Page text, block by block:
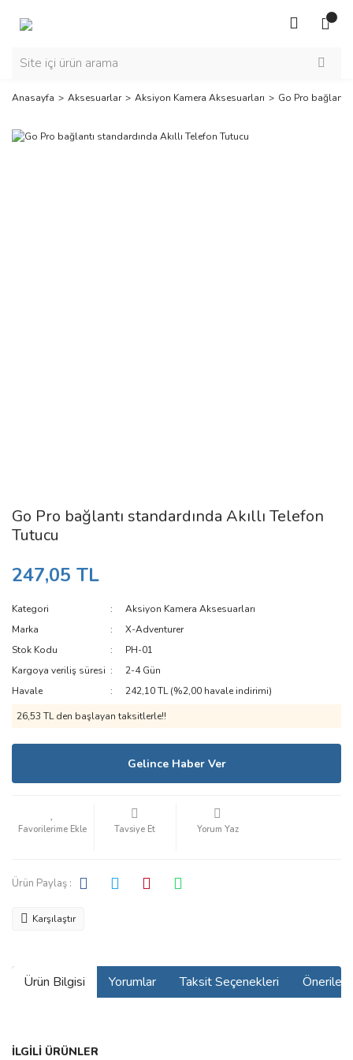
Anasayfa Aksesuarlar Aksiyon Kamera Aksesuarları Go Pro bağlantı
Go Pro bağlantı standardında Akıllı Telefon
Tutucu
247,05 TL
Kategori
Aksiyon Kamera Aksesuarları
Marka
X-Adventurer
Stok Kodu
PH-01
Kargoya veriliş süresi
2-4 Gün
Havale
242,10 TL (%2,00 havale indirimi)
26,53 TL den başlayan taksitlerle!!
Gelince Haber Ver
Tavsiye Et Yorum Yaz
Ürün Paylaş :
Karşılaştır
Ürün Bilgisi Yorumlar Taksit Seçenekleri
Bu ürünün fiyat bilgisi, resim, ürün açıklamalarında ve diğer
konularda yetersiz gördüğünüz noktaları öneri formunu kullanarak
İLGİLİ ÜRÜNLER